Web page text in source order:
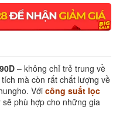
– không chỉ trẻ trung về
mà còn rất chất lượng về
Với công suất lọc
phù hợp cho những gia